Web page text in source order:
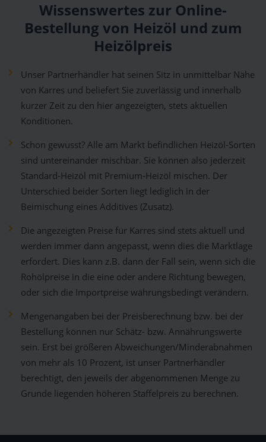
Wissenswertes zur Online-
Bestellung von Heizöl und zum
Heizölpreis
Unser Partnerhändler hat seinen Sitz in unmittelbar Nähe
von Karres und beliefert Sie zuverlässig und innerhalb
kurzer Zeit zu den hier angezeigten, stets aktuellen
Konditionen.
Schon gewusst? Alle am Markt befindlichen Heizöl-Sorten
sind untereinander mischbar. Sie können also jederzeit
Standard-Heizöl mit Premium-Heizöl mischen. Der
Unterschied beider Sorten liegt lediglich in der
Beimischung eines Additives (Zusatz).
Die angezeigten Preise für Karres sind stets aktuell und
werden immer dann angepasst, wenn dies die Marktlage
erfordert. Dies kann z.B. dann der Fall sein, wenn sich die
Rohölpreise in die eine oder andere Richtung bewegen,
oder sich die Importpreise währungsbedingt verändern.
Mengenangaben bei der Preisberechnung bzw. bei der
Bestellung können nur Schätz- bzw. Annährungswerte
sein. Erst bei größeren Abweichungen/Minderabnahmen
von mehr als 10 Prozent, ist unser Partnerhändler
berechtigt, den jeweils der abgenommenen Menge zu
Grunde liegenden höheren Staffelpreis zu berechnen.